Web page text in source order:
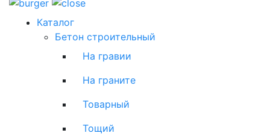
Каталог
Бетон строительный
На гравии
На граните
Товарный
Тощий